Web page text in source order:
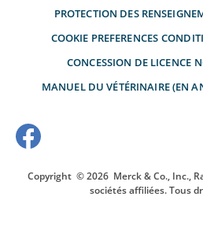
PROTECTION DES
COOKIE PREFERENCES
CONCESSION DE LICENCE
MANUEL DU VÉTÉRINAIRE (EN
Copyright © 2026 Merck & Co., Inc.,
sociétés affiliées. Tous